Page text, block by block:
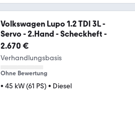
Volkswagen Lupo 1.2 TDI 3L -
Servo - 2.Hand - Scheckheft -
2.670 €
Verhandlungsbasis
Ohne Bewertung
• 45 kW (61 PS) • Diesel